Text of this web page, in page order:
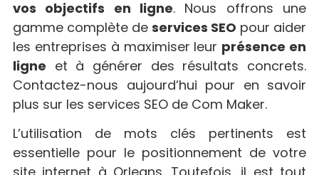
vos objectifs en ligne. Nous offrons une
gamme complète de services SEO pour aider
les entreprises à maximiser leur présence en
ligne et à générer des résultats concrets.
Contactez-nous aujourd’hui pour en savoir
plus sur les services SEO de Com Maker.
L’utilisation de mots clés pertinents est
essentielle pour le positionnement de votre